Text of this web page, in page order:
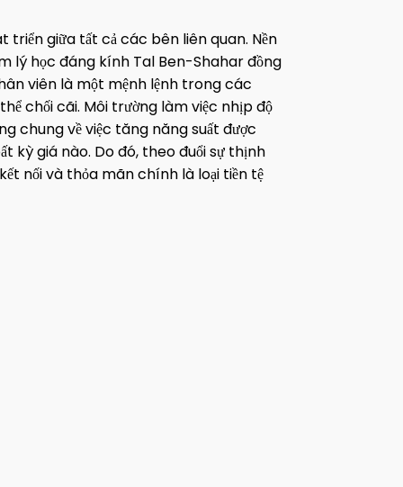
giữa tất cả các bên liên quan. Nền
lý học đáng kính Tal Ben-Shahar đồng
viên là một mệnh lệnh trong các
chối cãi. Môi trường làm việc nhịp độ
chung về việc tăng năng suất được
kỳ giá nào. Do đó, theo đuổi sự thịnh
nối và thỏa mãn chính là loại tiền tệ